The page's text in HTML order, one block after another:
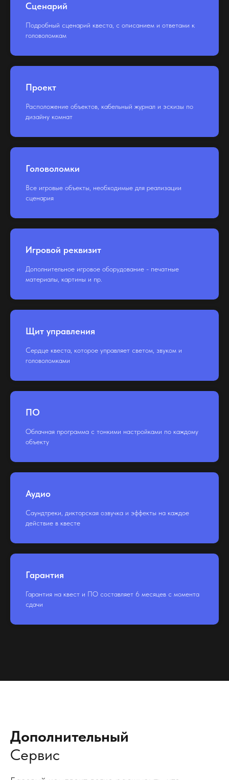
Сценарий
Подробный сценарий квеста, с описанием и ответами к
головоломкам
Проект
Расположение объектов, кабельный журнал и эскизы по
дизайну комнат
Головоломки
Все игровые объекты, необходимые для реализации
сценария
Игровой реквизит
Дополнительное игровое оборудование - печатные
материалы, картины и пр.
Щит управления
Сердце квеста, которое управляет светом, звуком и
головоломками
ПО
Облачная программа с тонкими настройками по каждому
объекту
Аудио
Саундтреки, дикторская озвучка и эффекты на каждое
действие в квесте
Гарантия
Гарантия на квест и ПО составляет 6 месяцев с момента
сдачи
Дополнительный
Сервис